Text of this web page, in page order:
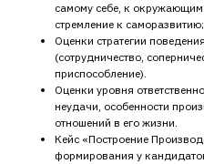
самому себе, к
стремление к саморазвитию;
Оценки стратегии
(сотрудничество,
приспособление).
Оценки уровня
неудачи, особенности
отношений в его жизни.
Кейс «Построение
формирования у